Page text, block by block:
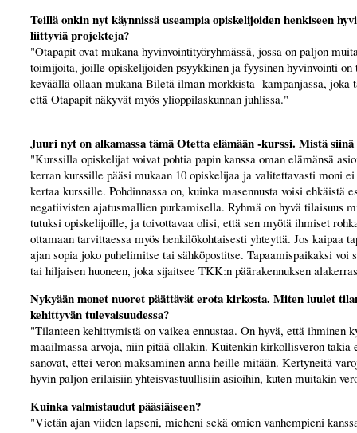
Teillä onkin nyt käynnissä useampia opiskelijoiden henkiseen
liittyviä projekteja?
"Otapapit ovat mukana hyvinvointityöryhmässä, jossa on paljon
toimijoita, joille opiskelijoiden psyykkinen ja fyysinen hyvinvointi on
keväällä ollaan mukana Biletä ilman morkkista -kampanjassa, joka
että Otapapit näkyvät myös ylioppilaskunnan juhlissa."
Juuri nyt on alkamassa tämä Otetta elämään -kurssi. Mistä siinä
"Kurssilla opiskelijat voivat pohtia papin kanssa oman elämänsä
kerran kurssille pääsi mukaan 10 opiskelijaa ja valitettavasti moni
kertaa kurssille. Pohdinnassa on, kuinka masennusta voisi ehkäistä
negatiivisten ajatusmallien purkamisella. Ryhmä on hyvä tilaisuus
tutuksi opiskelijoille, ja toivottavaa olisi, että sen myötä ihmiset
ottamaan tarvittaessa myös henkilökohtaisesti yhteyttä. Jos kaipaa
ajan sopia joko puhelimitse tai sähköpostitse. Tapaamispaikaksi voi
tai hiljaisen huoneen, joka sijaitsee TKK:n päärakennuksen
Nykyään monet nuoret päättävät erota kirkosta. Miten luulet
kehittyvän tulevaisuudessa?
"Tilanteen kehittymistä on vaikea ennustaa. On hyvä, että ihminen
maailmassa arvoja, niin pitää ollakin. Kuitenkin kirkollisveron takia
sanovat, ettei veron maksaminen anna heille mitään. Kertyneitä
hyvin paljon erilaisiin yhteisvastuullisiin asioihin, kuten muitakin
Kuinka valmistaudut pääsiäiseen?
"Vietän ajan viiden lapseni, mieheni sekä omien vanhempieni